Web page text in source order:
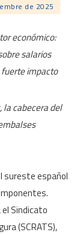
de 2025
económico:
salarios
impacto
la cabecera del
sureste español
Sindicato
(SCRATS),